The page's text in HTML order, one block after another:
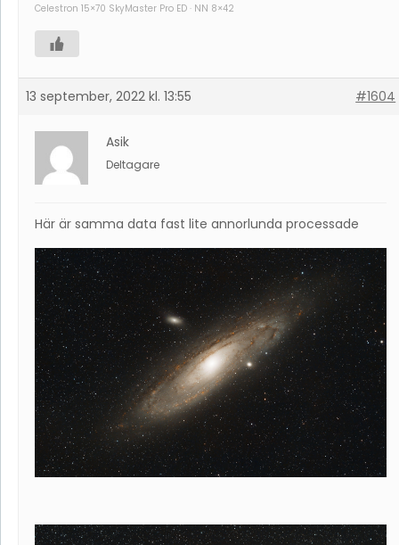
Celestron 15×70 SkyMaster Pro ED · NN 8×42
13 september, 2022 kl. 13:55 #1604
Asik
Deltagare
Här är samma data fast lite annorlunda processade